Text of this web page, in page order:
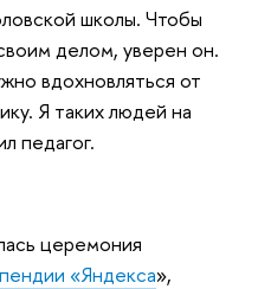
школы. Чтобы
делом, уверен он.
вдохновляться от
Я таких людей на
педагог.
церемония
«Яндекса»,